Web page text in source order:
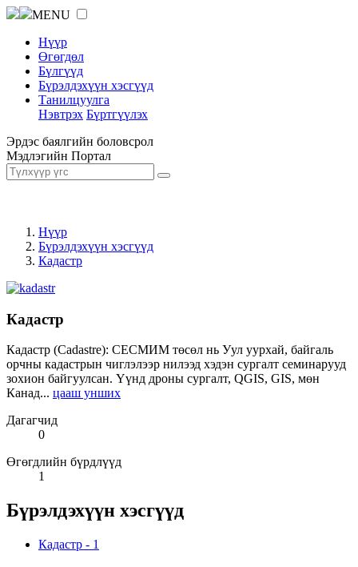
MENU
Нүүр
Өгөгдөл
Бүлгүүд
Бүрэлдэхүүн хэсгүүд
Танилцуулга
Нэвтрэх Бүртгүүлэх
Эрдэс баялгийн боловсрол
Мэдлэгийн Портал
Нүүр
Бүрэлдэхүүн хэсгүүд
Кадастр
Кадастр
Кадастр (Cadastre): СЕСМИМ төсөл нь Уул уурхай, байгаль
орчны кадастрын чиглэлээр нилээд хэдэн сургалт семинарууд
зохион байгуулсан. Үүнд дроны сургалт, QGIS, GIS, мөн
Канад... цааш унших
Дагагчид
0
Өгөгдлийн бүрдлүүд
1
Бүрэлдэхүүн хэсгүүд
Кадастр - 1